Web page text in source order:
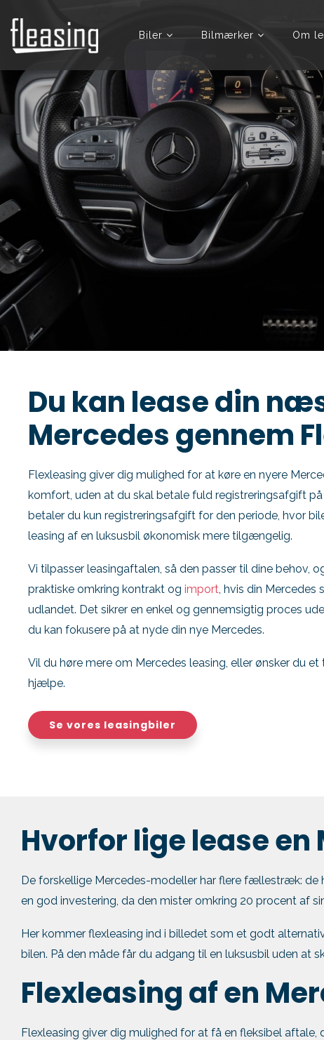
Biler Bilmærker Om
Du kan lease din
Mercedes gennem
Flexleasing giver dig mulighed for at køre en nyere
komfort, uden at du skal betale fuld registreringsafgift
betaler du kun registreringsafgift for den periode, hvor
leasing af en luksusbil økonomisk mere tilgængelig.
Vi tilpasser leasingaftalen, så den passer til dine behov,
praktiske omkring kontrakt og import, hvis din Mercedes
udlandet. Det sikrer en enkel og gennemsigtig proces
du kan fokusere på at nyde din nye Mercedes.
Vil du høre mere om Mercedes leasing, eller ønsker du
hjælpe.
Se vores leasingbiler
Hvorfor lige lease en
De forskellige Mercedes-modeller har flere fællestræk: de
en god investering, da den mister omkring 20 procent af
Her kommer flexleasing ind i billedet som et godt
bilen. På den måde får du adgang til en luksusbil uden at
Flexleasing af en
Flexleasing giver dig mulighed for at få en fleksibel